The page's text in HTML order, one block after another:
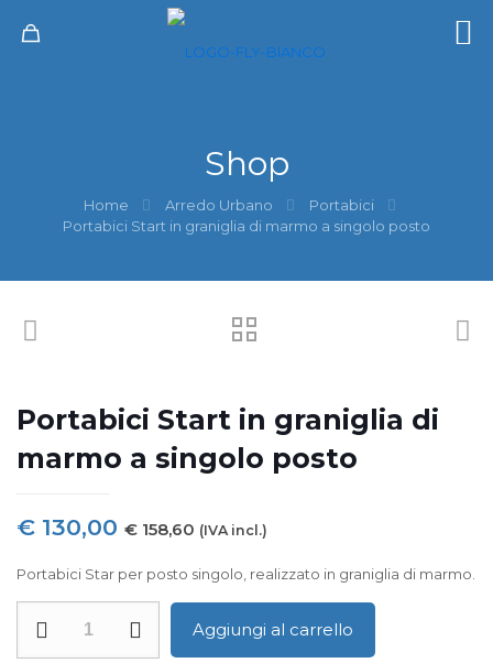
Shop
Home Arredo Urbano
Portabici
Portabici Start in graniglia di marmo a singolo posto
Portabici Start in graniglia di
marmo a singolo posto
€ 130,00 € 158,60 (IVA incl.)
Portabici Star per posto singolo, realizzato in graniglia di marmo.
Aggiungi al carrello